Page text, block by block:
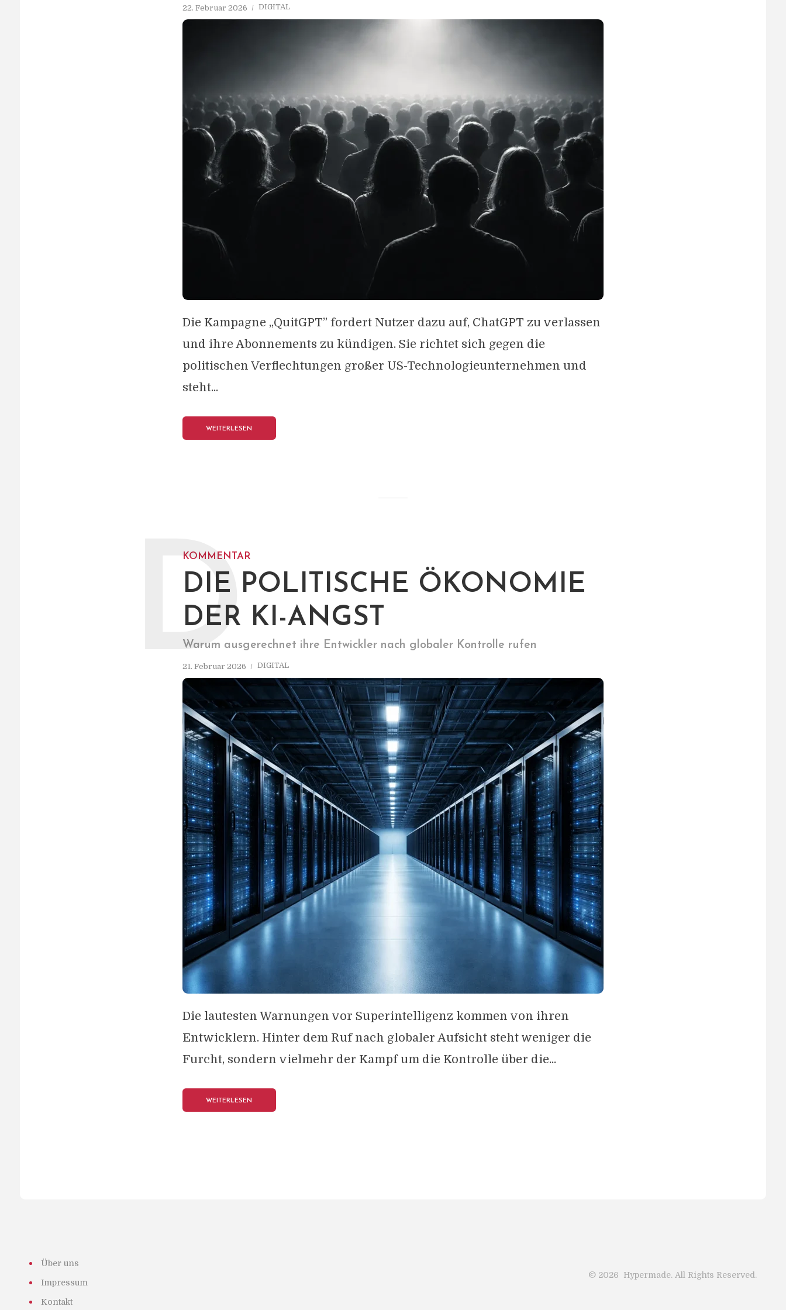
22. Februar 2026 DIGITAL
Die Kampagne „QuitGPT” fordert Nutzer dazu auf, ChatGPT zu verlassen
und ihre Abonnements zu kündigen. Sie richtet sich gegen die
politischen Verflechtungen großer US-Technologieunternehmen und
steht...
WEITERLESEN
KOMMENTAR
DIE POLITISCHE ÖKONOMIE
DER KI-ANGST
Warum ausgerechnet ihre Entwickler nach globaler Kontrolle rufen
21. Februar 2026 DIGITAL
D
Die lautesten Warnungen vor Superintelligenz kommen von ihren
Entwicklern. Hinter dem Ruf nach globaler Aufsicht steht weniger die
Furcht, sondern vielmehr der Kampf um die Kontrolle über die...
WEITERLESEN
Über uns
Impressum
Kontakt
© 2026 Hypermade. All Rights Reserved.